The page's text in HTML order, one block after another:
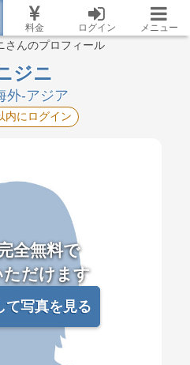
料金 ログイン メニュー
さんのプロフィール
ジニ
外-アジア
内にログイン
全無料で
ただけます
て写真を見る